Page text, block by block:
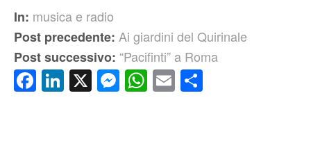
In: musica e radio
Post precedente: Ai giardini del Quirinale
Post successivo: “Pacifinti” a Roma
Facebook
LinkedIn
X Messenger
WhatsApp
Email